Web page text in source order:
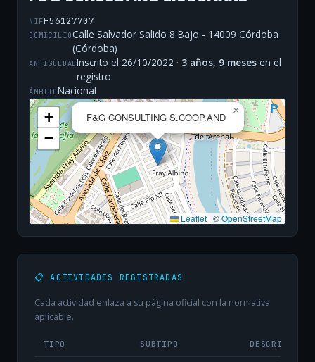
NIFF56127707
DOMICILIOCalle Salvador Salido 8 Bajo - 14009 Córdoba
(Córdoba)
ANTIGÜEDADInscrito el 26/10/2022 · 3 años, 9 meses en el
registro
ÁMBITONacional
F&G CONSULTING S.COOP.AND
×
+
−
Leaflet | ©OpenStreetMap
📋 ACTIVIDADES REGISTRADAS
Cada actividad enlaza a su página oficial con la normativa
aplicable.
TIPO SUBTIPO DESCRIPCIÓN